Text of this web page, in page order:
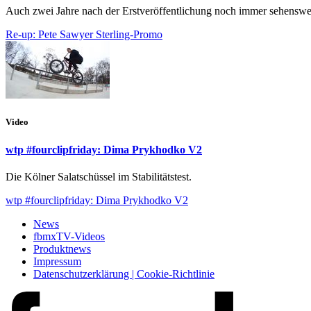
Auch zwei Jahre nach der Erstveröffentlichung noch immer
Re-up: Pete Sawyer Sterling-Promo
Video
wtp #fourclipfriday: Dima Prykhodko V2
Die Kölner Salatschüssel im Stabilitätstest.
wtp #fourclipfriday: Dima Prykhodko V2
News
fbmxTV-Videos
Produktnews
Impressum
Datenschutzerklärung | Cookie-Richtlinie